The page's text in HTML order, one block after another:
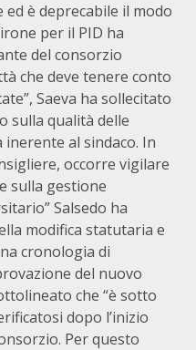
è deprecabile il modo
per il PID ha
del consorzio
che deve tenere conto
Saeva ha sollecitato
sulla qualità delle
al sindaco. In
occorre vigilare
sulla gestione
Salsedo ha
modifica statutaria e
cronologia di
del nuovo
che “è sotto
dopo l’inizio
Per questo